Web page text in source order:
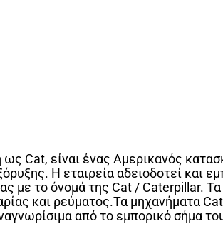
Cat, είναι ένας Αμερικανός
Η εταιρεία αδειοδοτεί και
με το όνομά της Cat / Caterpillar. Τα
και ρεύματος.Τα μηχανήματα
από το εμπορικό σήμα